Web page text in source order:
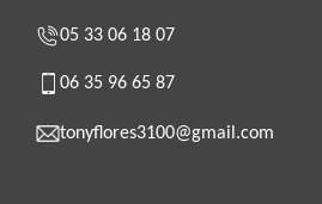
05 33 06 18 07
06 35 96 65 87
tonyflores3100@gmail.com